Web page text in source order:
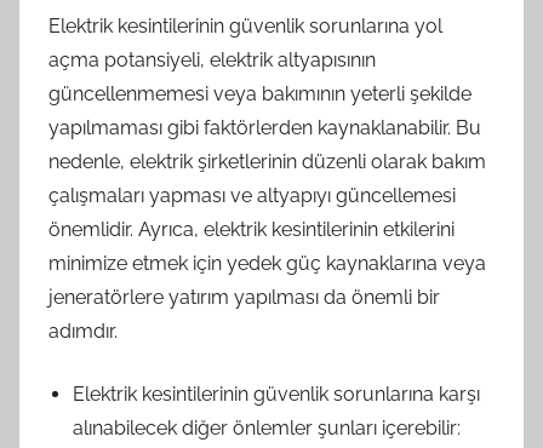
Elektrik kesintilerinin güvenlik sorunlarına yol
açma potansiyeli, elektrik altyapısının
güncellenmemesi veya bakımının yeterli şekilde
yapılmaması gibi faktörlerden kaynaklanabilir. Bu
nedenle, elektrik şirketlerinin düzenli olarak bakım
çalışmaları yapması ve altyapıyı güncellemesi
önemlidir. Ayrıca, elektrik kesintilerinin etkilerini
minimize etmek için yedek güç kaynaklarına veya
jeneratörlere yatırım yapılması da önemli bir
adımdır.
Elektrik kesintilerinin güvenlik sorunlarına karşı
alınabilecek diğer önlemler şunları içerebilir: